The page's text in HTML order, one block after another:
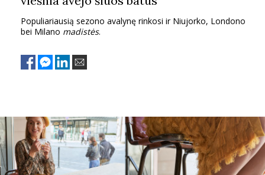
ASTROLOGIJA
POLITIKA
KULTŪRA
KINAS
MUZIKA
Populiariausią sezono avalynę rinkosi ir Niujorko, Londono
bei Milano madistės.